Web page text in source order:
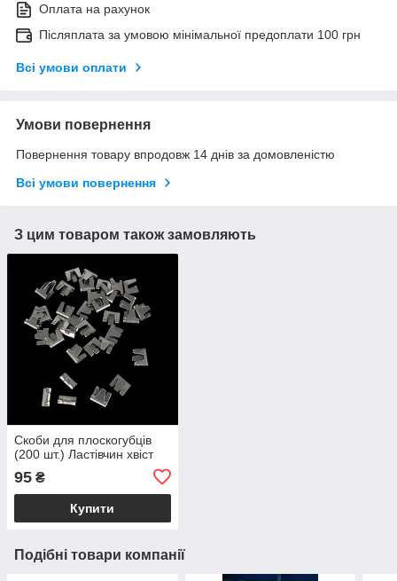
Оплата на рахунок
Післяплата за умовою мінімальної предоплати 100 грн
Всі умови оплати
Умови повернення
Повернення товару впродовж 14 днів за домовленістю
Всі умови повернення
З цим товаром також замовляють
Скоби для плоскогубців
(200 шт.) Ластівчин хвіст
95 ₴
Купити
Подібні товари компанії